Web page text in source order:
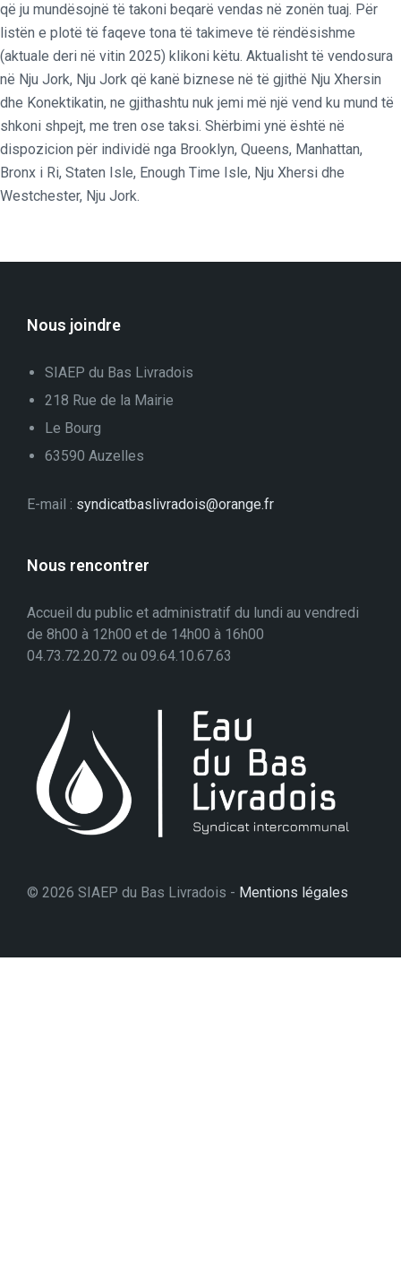
që ju mundësojnë të takoni beqarë vendas në zonën tuaj. Për
listën e plotë të faqeve tona të takimeve të rëndësishme
(aktuale deri në vitin 2025) klikoni këtu. Aktualisht të vendosura
në Nju Jork, Nju Jork që kanë biznese në të gjithë Nju Xhersin
dhe Konektikatin, ne gjithashtu nuk jemi më një vend ku mund të
shkoni shpejt, me tren ose taksi. Shërbimi ynë është në
dispozicion për individë nga Brooklyn, Queens, Manhattan,
Bronx i Ri, Staten Isle, Enough Time Isle, Nju Xhersi dhe
Westchester, Nju Jork.
Nous joindre
SIAEP du Bas Livradois
218 Rue de la Mairie
Le Bourg
63590 Auzelles
E-mail : syndicatbaslivradois@orange.fr
Nous rencontrer
Accueil du public et administratif du lundi au vendredi
de 8h00 à 12h00 et de 14h00 à 16h00
04.73.72.20.72 ou 09.64.10.67.63
© 2026 SIAEP du Bas Livradois - Mentions légales